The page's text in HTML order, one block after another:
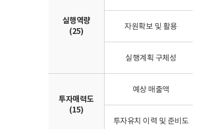
실행역량
(25)
자원확보 및 활용
실행계획 구체성
투자매력도
(15)
예상 매출액
투자유치 이력 및 준비도